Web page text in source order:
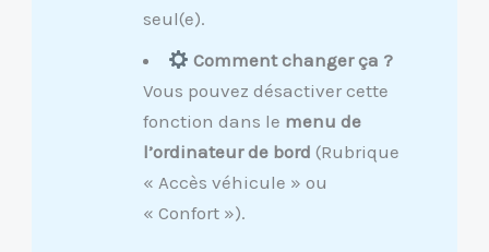
seul(e).
Comment changer ça ?
Vous pouvez désactiver cette
fonction dans le menu de
l’ordinateur de bord (Rubrique
« Accès véhicule » ou
« Confort »).